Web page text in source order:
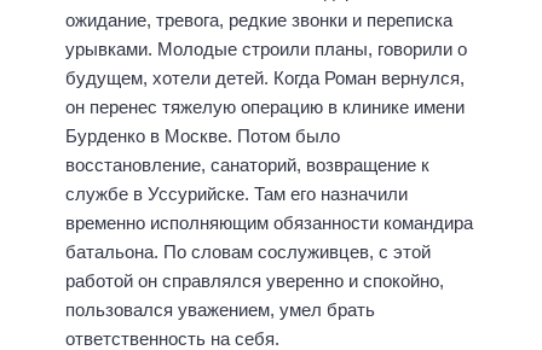
ожидание, тревога, редкие звонки и переписка
урывками. Молодые строили планы, говорили о
будущем, хотели детей. Когда Роман вернулся,
он перенес тяжелую операцию в клинике имени
Бурденко в Москве. Потом было
восстановление, санаторий, возвращение к
службе в Уссурийске. Там его назначили
временно исполняющим обязанности командира
батальона. По словам сослуживцев, с этой
работой он справлялся уверенно и спокойно,
пользовался уважением, умел брать
ответственность на себя.